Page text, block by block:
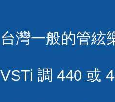
台灣一般的管絃
VSTi 調 440 或